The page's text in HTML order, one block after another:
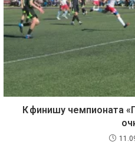
К финишу чемпионата